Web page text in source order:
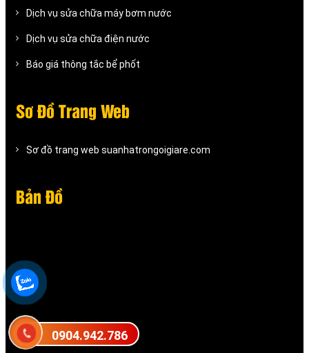
Dịch vụ sửa chữa máy bơm nước
Dịch vụ sửa chữa điện nước
Báo giá thông tắc bể phốt
Sơ Đồ Trang Web
Sơ đồ trang web suanhatrongoigiare.com
Bản Đồ
0904.942.786